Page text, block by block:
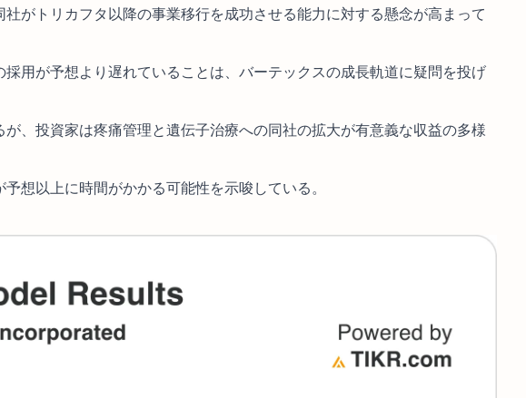
がトリカフタ以降の事業移行を成功させる能力に対する懸念が高まって
用が予想より遅れていることは、バーテックスの成長軌道に疑問を投げ
、投資家は疼痛管理と遺伝子治療への同社の拡大が有意義な収益の多様
想以上に時間がかかる可能性を示唆している。